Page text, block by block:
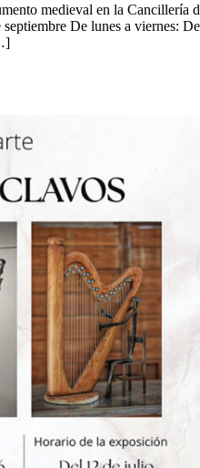
medieval en la Cancillería
De lunes a viernes: De